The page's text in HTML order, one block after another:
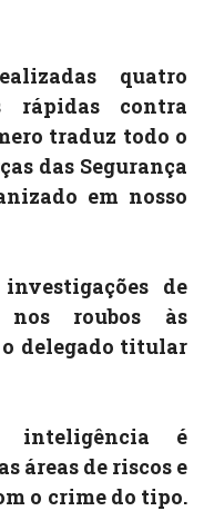
quatro
rápidas contra
traduz todo o
das Segurança
em nosso
de
nos roubos às
delegado titular
inteligência é
áreas de riscos e
o crime do tipo.